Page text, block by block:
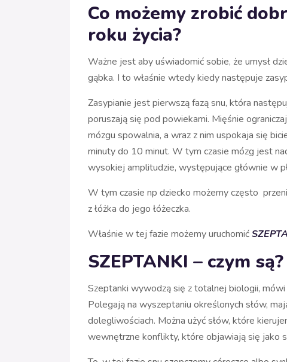
Co możemy zrobić
roku życia?
Ważne jest aby uświadomić sobie, że umysł
gąbka. I to właśnie wtedy kiedy następuje
Zasypianie jest pierwszą fazą snu, która
poruszają się pod powiekami. Mięśnie
mózgu spowalnia, a wraz z nim uspokaja się
minuty do 10 minut. W tym czasie mózg jest
wysokiej amplitudzie, występujące głównie w
W tym czasie np dziecko możemy często
z łóżka do jego łóżeczka.
Właśnie w tej fazie możemy uruchomić
SZEPTANKI – czym są?
Szeptanki wywodzą się z totalnej biologii,
Polegają na wyszeptaniu określonych słów,
dolegliwościach. Można użyć słów, które
wewnętrzne konflikty, które objawiają się jako